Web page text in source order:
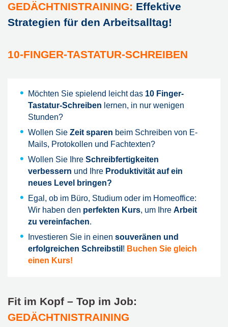
GEDÄCHTNISTRAINING: Effektive
Strategien für den Arbeitsalltag!
10-FINGER-TASTATUR-SCHREIBEN
Möchten Sie spielend leicht das 10 Finger-
Tastatur-Schreiben lernen, in nur wenigen
Stunden?
Wollen Sie Zeit sparen beim Schreiben von E-
Mails, Protokollen und Fachtexten?
Wollen Sie Ihre Schreibfertigkeiten
verbessern und Ihre Produktivität auf ein
neues Level bringen?
Egal, ob im Büro, Studium oder im Homeoffice:
Wir haben den perfekten Kurs, um Ihre Arbeit
zu vereinfachen.
Investieren Sie in einen souveränen und
erfolgreichen Schreibstil ! Buchen Sie gleich
einen Kurs!
Fit im Kopf – Top im Job:
GEDÄCHTNISTRAINING